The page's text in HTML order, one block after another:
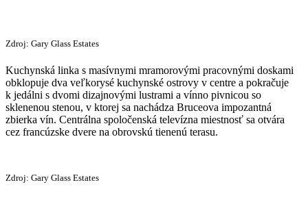
Zdroj: Gary Glass Estates
Kuchynská linka s masívnymi mramorovými pracovnými doskami
obklopuje dva veľkorysé kuchynské ostrovy v centre a pokračuje
k jedálni s dvomi dizajnovými lustrami a vínno pivnicou so
sklenenou stenou, v ktorej sa nachádza Bruceova impozantná
zbierka vín. Centrálna spoločenská televízna miestnosť sa otvára
cez francúzske dvere na obrovskú tienenú terasu.
Zdroj: Gary Glass Estates